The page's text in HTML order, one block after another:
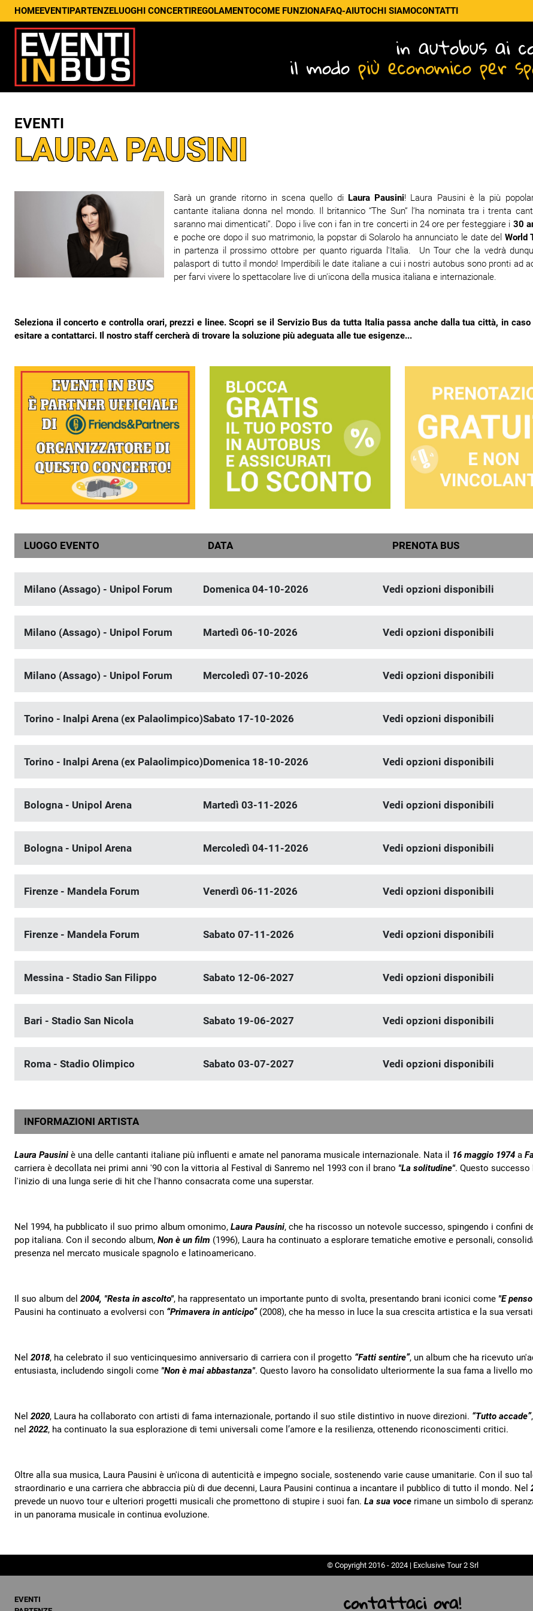
HOMEEVENTIPARTENZELUOGHI CONCERTIREGOLAMENTOCOME FUNZIONAFAQ-AIUTOCHI SIAMOCONTATTI
in autobus ai
il modo più economico per
EVENTI
LAURA PAUSINI
Sarà un grande ritorno in scena quello di Laura Pausini! Laura Pausini è la più
cantante italiana donna nel mondo. Il britannico “The Sun” l’ha nominata tra i trenta
saranno mai dimenticati”. Dopo i live con i fan in tre concerti in 24 ore per festeggiare i 30
e poche ore dopo il suo matrimonio, la popstar di Solarolo ha annunciato le date del World
in partenza il prossimo ottobre per quanto riguarda l'Italia. Un Tour che la vedrà
palasport di tutto il mondo! Imperdibili le date italiane a cui i nostri autobus sono pronti ad
per farvi vivere lo spettacolare live di un'icona della musica italiana e internazionale.
Seleziona il concerto e controlla orari, prezzi e linee. Scopri se il Servizio Bus da tutta Italia passa anche dalla tua città, in caso
esitare a contattarci. Il nostro staff cercherà di trovare la soluzione più adeguata alle tue esigenze...
LUOGO EVENTO DATA PRENOTA BUS
Milano (Assago) - Unipol Forum Domenica 04-10-2026 Vedi opzioni disponibili
Milano (Assago) - Unipol Forum Martedì 06-10-2026 Vedi opzioni disponibili
Milano (Assago) - Unipol Forum Mercoledì 07-10-2026 Vedi opzioni disponibili
Torino - Inalpi Arena (ex Palaolimpico)Sabato 17-10-2026 Vedi opzioni disponibili
Torino - Inalpi Arena (ex Palaolimpico)Domenica 18-10-2026 Vedi opzioni disponibili
Bologna - Unipol Arena Martedì 03-11-2026 Vedi opzioni disponibili
Bologna - Unipol Arena Mercoledì 04-11-2026 Vedi opzioni disponibili
Firenze - Mandela Forum Venerdì 06-11-2026 Vedi opzioni disponibili
Firenze - Mandela Forum Sabato 07-11-2026 Vedi opzioni disponibili
Messina - Stadio San Filippo Sabato 12-06-2027 Vedi opzioni disponibili
Bari - Stadio San Nicola Sabato 19-06-2027 Vedi opzioni disponibili
Roma - Stadio Olimpico Sabato 03-07-2027 Vedi opzioni disponibili
INFORMAZIONI ARTISTA
Laura Pausini è una delle cantanti italiane più influenti e amate nel panorama musicale internazionale. Nata il 16 maggio 1974 a
carriera è decollata nei primi anni '90 con la vittoria al Festival di Sanremo nel 1993 con il brano "La solitudine". Questo successo
l'inizio di una lunga serie di hit che l'hanno consacrata come una superstar.
Nel 1994, ha pubblicato il suo primo album omonimo, Laura Pausini, che ha riscosso un notevole successo, spingendo i confini
pop italiana. Con il secondo album, Non è un film (1996), Laura ha continuato a esplorare tematiche emotive e personali,
presenza nel mercato musicale spagnolo e latinoamericano.
Il suo album del 2004, "Resta in ascolto", ha rappresentato un importante punto di svolta, presentando brani iconici come "E
Pausini ha continuato a evolversi con “Primavera in anticipo”(2008), che ha messo in luce la sua crescita artistica e la sua
Nel 2018, ha celebrato il suo venticinquesimo anniversario di carriera con il progetto “Fatti sentire”, un album che ha ricevuto
entusiasta, includendo singoli come "Non è mai abbastanza". Questo lavoro ha consolidato ulteriormente la sua fama a livello
Nel 2020, Laura ha collaborato con artisti di fama internazionale, portando il suo stile distintivo in nuove direzioni. “Tutto accade”
nel 2022, ha continuato la sua esplorazione di temi universali come l’amore e la resilienza, ottenendo riconoscimenti critici.
Oltre alla sua musica, Laura Pausini è un'icona di autenticità e impegno sociale, sostenendo varie cause umanitarie. Con il suo
straordinario e una carriera che abbraccia più di due decenni, Laura Pausini continua a incantare il pubblico di tutto il mondo. Nel
prevede un nuovo tour e ulteriori progetti musicali che promettono di stupire i suoi fan. La sua voce rimane un simbolo di
in un panorama musicale in continua evoluzione.
© Copyright 2016 - 2024 | Exclusive Tour 2 Srl
EVENTI
contattaci ora!